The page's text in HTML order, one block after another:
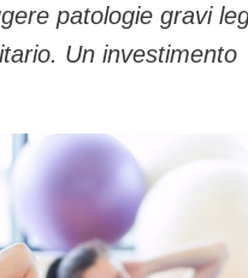
patologie gravi
Un investimento